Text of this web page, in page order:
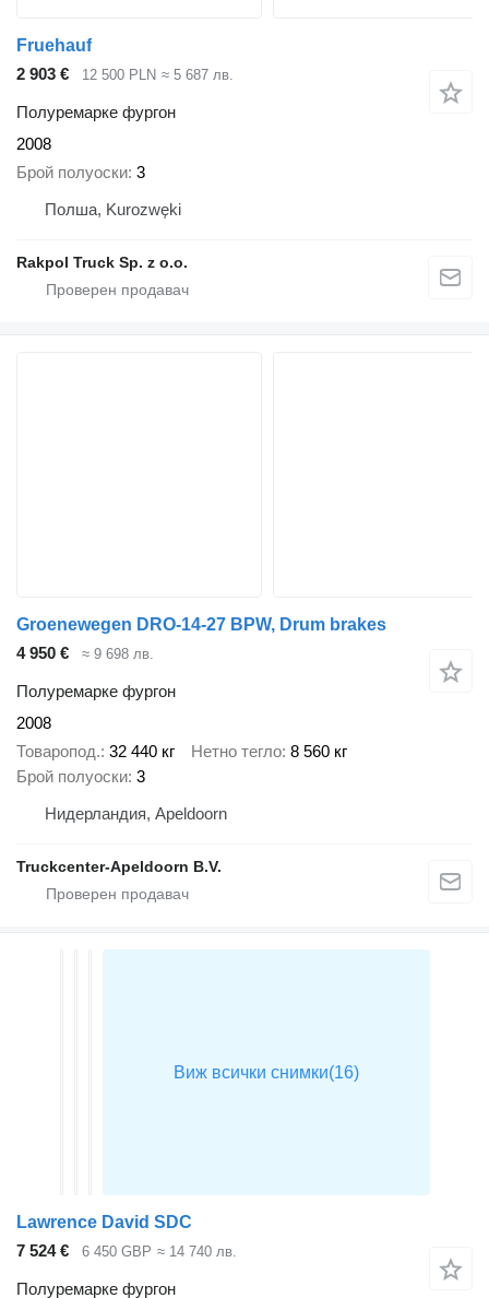
Fruehauf
2 903 €
12 500 PLN ≈ 5 687 лв.
Полуремарке фургон
2008
Брой полуоски 3
Полша, Kurozwęki
Rakpol Truck Sp. z o.o.
Groenewegen DRO-14-27 BPW, Drum brakes
4 950 €
≈ 9 698 лв.
Полуремарке фургон
2008
Товаропод. 32 440 кг Нетно тегло 8 560 кг
Брой полуоски 3
Нидерландия, Apeldoorn
Truckcenter-Apeldoorn B.V.
Lawrence David SDC
7 524 €
6 450 GBP ≈ 14 740 лв.
Полуремарке фургон